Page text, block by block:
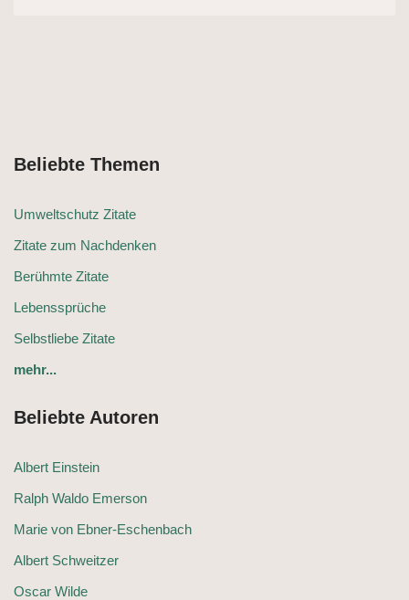
Beliebte Themen
Umweltschutz Zitate
Zitate zum Nachdenken
Berühmte Zitate
Lebenssprüche
Selbstliebe Zitate
mehr...
Beliebte Autoren
Albert Einstein
Ralph Waldo Emerson
Marie von Ebner-Eschenbach
Albert Schweitzer
Oscar Wilde